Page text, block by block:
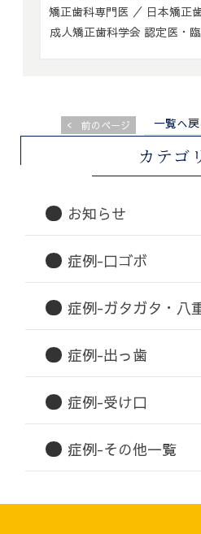
カテゴ
お知らせ
症例-口ゴボ
症例-ガタガタ・八
症例-出っ歯
症例-受け口
症例-その他一覧
矯正歯科専門医 ／ 日本矯正
成人矯正歯科学会 認定医・
<前のページ 一覧へ戻